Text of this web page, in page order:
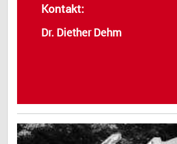
Kontakt:
Dr. Diether Dehm